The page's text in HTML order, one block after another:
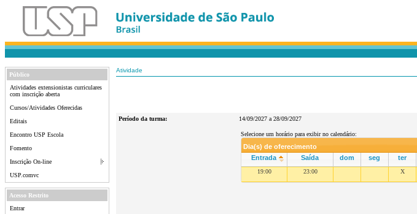
Público
Atividades extensionistas curriculares
com inscrição aberta
Cursos/Atividades Oferecidas
Editais
Encontro USP Escola
Fomento
Inscrição On-line
USP.comvc
Acesso Restrito
Entrar
Atividade
Período da turma: 14/09/2027 a 28/09/2027
Selecione um horário para exibir no calendário:
Dia(s) de oferecimento
Entrada
Saída dom seg ter
19:00 23:00 X